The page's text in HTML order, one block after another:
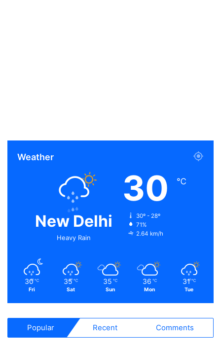
Weather
New Delhi
Heavy Rain
30 ℃
30º - 28º
71%
2.64 km/h
30 ℃
Fri
35 ℃
Sat
35 ℃
Sun
36 ℃
Mon
31 ℃
Tue
Popular Recent Comments